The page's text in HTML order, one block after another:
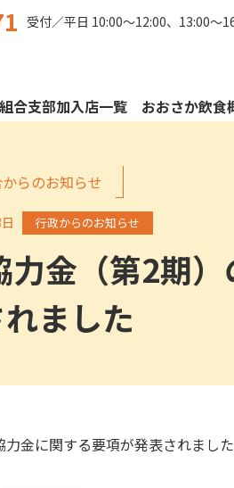
組合支部加入店一覧 おおさか飲食
受付／平日 10:00〜12:00、13:00〜
らのお知らせ
行政からのお知らせ
金（第2期
ました
金に関する要項が発表されまし